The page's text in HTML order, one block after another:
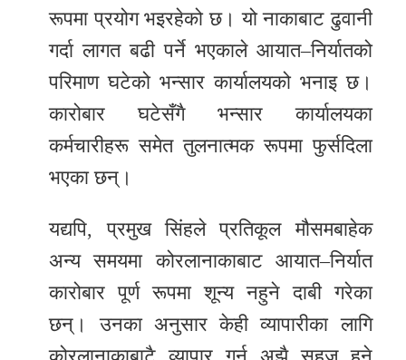
रूपमा प्रयोग भइरहेको छ। यो नाकाबाट ढुवानी
गर्दा लागत बढी पर्ने भएकाले आयात–निर्यातको
परिमाण घटेको भन्सार कार्यालयको भनाइ छ।
कारोबार घटेसँगै भन्सार कार्यालयका
कर्मचारीहरू समेत तुलनात्मक रूपमा फुर्सदिला
भएका छन्।
यद्यपि, प्रमुख सिंहले प्रतिकूल मौसमबाहेक
अन्य समयमा कोरलानाकाबाट आयात–निर्यात
कारोबार पूर्ण रूपमा शून्य नहुने दाबी गरेका
छन्। उनका अनुसार केही व्यापारीका लागि